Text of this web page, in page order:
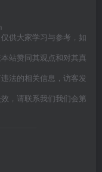
供大家学习与参考，如
站赞同其观点和对其真
法的相关信息，访客发
，请联系我们我们会第